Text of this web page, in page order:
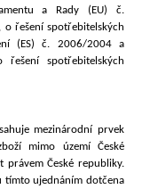
a Rady (EU) č.
řešení spotřebitelských
(ES) č. 2006/2004 a
řešení spotřebitelských
mezinárodní prvek
mimo území České
České republiky.
tímto ujednáním dotčena